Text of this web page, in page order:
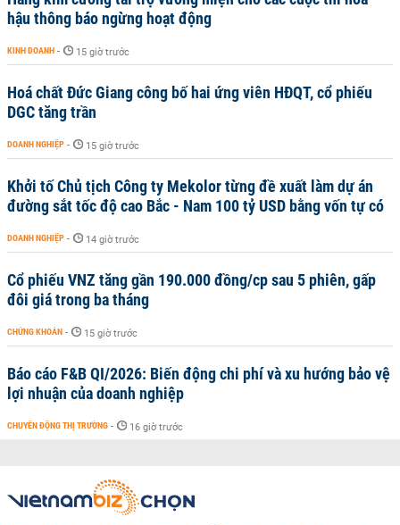
hậu thông báo ngừng hoạt động
KINH DOANH - 15 giờ trước
Hoá chất Đức Giang công bố hai ứng viên HĐQT, cổ phiếu
DGC tăng trần
DOANH NGHIỆP - 15 giờ trước
Khởi tố Chủ tịch Công ty Mekolor từng đề xuất làm dự án
đường sắt tốc độ cao Bắc - Nam 100 tỷ USD bằng vốn tự có
DOANH NGHIỆP - 14 giờ trước
Cổ phiếu VNZ tăng gần 190.000 đồng/cp sau 5 phiên, gấp
đôi giá trong ba tháng
CHỨNG KHOÁN - 15 giờ trước
Báo cáo F&B QI/2026: Biến động chi phí và xu hướng bảo vệ
lợi nhuận của doanh nghiệp
CHUYỂN ĐỘNG THỊ TRƯỜNG - 16 giờ trước